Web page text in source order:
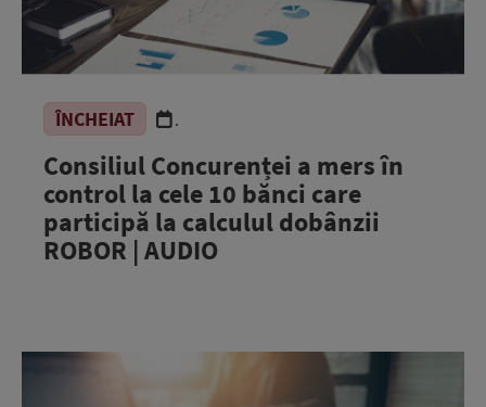
ÎNCHEIAT .
Consiliul Concurenței a mers în
control la cele 10 bănci care
participă la calculul dobânzii
ROBOR | AUDIO